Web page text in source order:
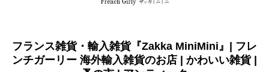
フランス雑貨・輸入雑貨『Zakka MiniMini』| フレ
ンチガーリー 海外輸入雑貨のお店 | かわいい雑貨 |